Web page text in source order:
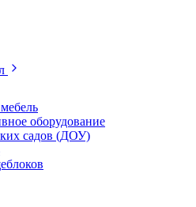
оборудование
садов (ДОУ)